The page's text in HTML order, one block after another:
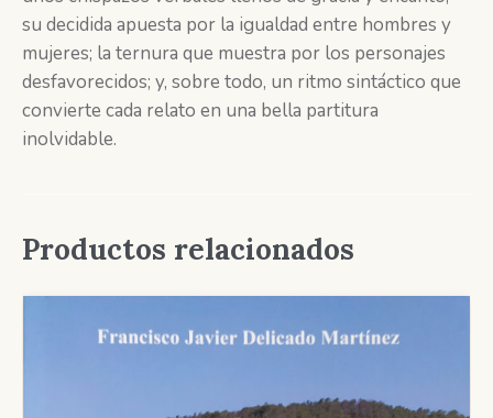
su decidida apuesta por la igualdad entre hombres y
mujeres; la ternura que muestra por los personajes
desfavorecidos; y, sobre todo, un ritmo sintáctico que
convierte cada relato en una bella partitura
inolvidable.
Productos relacionados